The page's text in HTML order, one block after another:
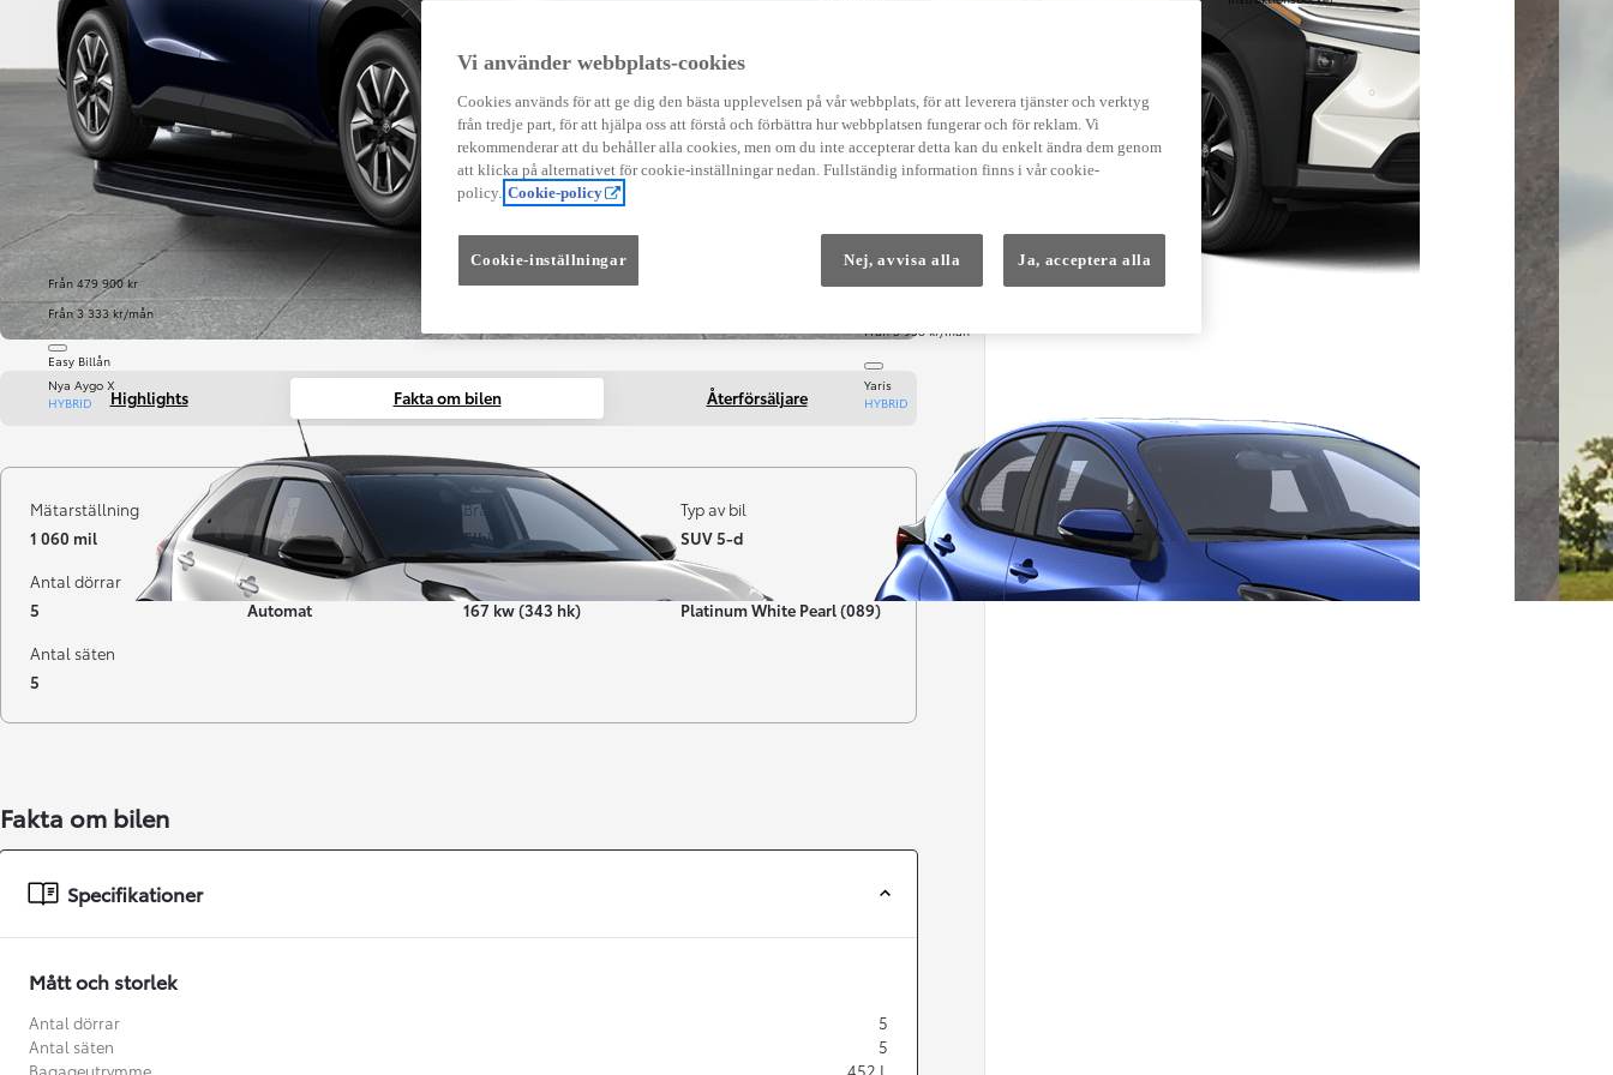
Från 479 900 kr
Från 3 333 kr/mån
Easy Billån
Från 3 958 kr/mån
Nya Aygo X
HYBRID
Från 238 900 kr
Yaris
HYBRID
GR Yaris
Highlights Fakta om bilen Återförsäljare
Mätarställning
1 060 mil
Registrerad
12-2025
Bränsle
Elbil
Typ av bil
SUV 5-d
Antal dörrar
5
Växellåda
Automat
Effekt
167 kw (343 hk)
Färg
Platinum White Pearl (089)
Antal säten
5
Fakta om bilen
Specifikationer
Mått och storlek
Antal dörrar
5
Antal säten
5
Bagageutrymme
452 L
Vi använder webbplats-cookies
Cookies används för att ge dig den bästa upplevelsen på vår webbplats, för att leverera tjänster och verktyg
från tredje part, för att hjälpa oss att förstå och förbättra hur webbplatsen fungerar och för reklam. Vi
rekommenderar att du behåller alla cookies, men om du inte accepterar detta kan du enkelt ändra dem genom
att klicka på alternativet för cookie-inställningar nedan. Fullständig information finns i vår cookie-
policy. Cookie-policy
Cookie-inställningar Nej, avvisa alla Ja, acceptera alla